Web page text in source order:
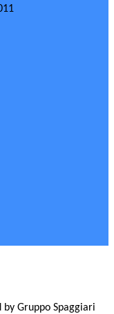
Gruppo Spaggiari